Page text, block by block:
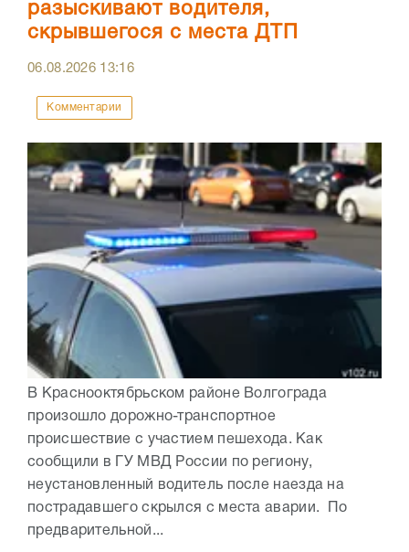
разыскивают водителя,
скрывшегося с места ДТП
06.08.2026 13:16
Комментарии
В Краснооктябрьском районе Волгограда
произошло дорожно-транспортное
происшествие с участием пешехода. Как
сообщили в ГУ МВД России по региону,
неустановленный водитель после наезда на
пострадавшего скрылся с места аварии. По
предварительной...